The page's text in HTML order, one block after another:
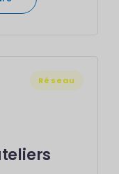
Réseau